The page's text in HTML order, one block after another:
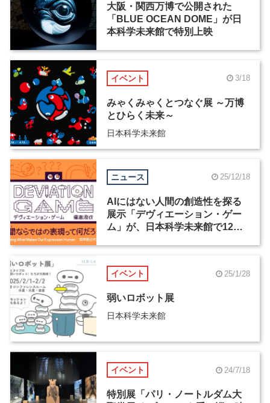
大阪・関西万博で公開された
「BLUE OCEAN DOME」が日
本科学未来館で特別上映
イベント 3/18
みゃくみゃくとつなぐ展 ～万博
とひらく未来～
日本科学未来館
ニュース 25/12/18
AIにはない人間の創造性を探る
展示「デヴィエーション・ゲー
ム」が、日本科学未来館で12月
イベント 25/1/28
弱いロボット展
日本科学未来館
イベント 24/7/18
特別展「パリ・ノートルダム大